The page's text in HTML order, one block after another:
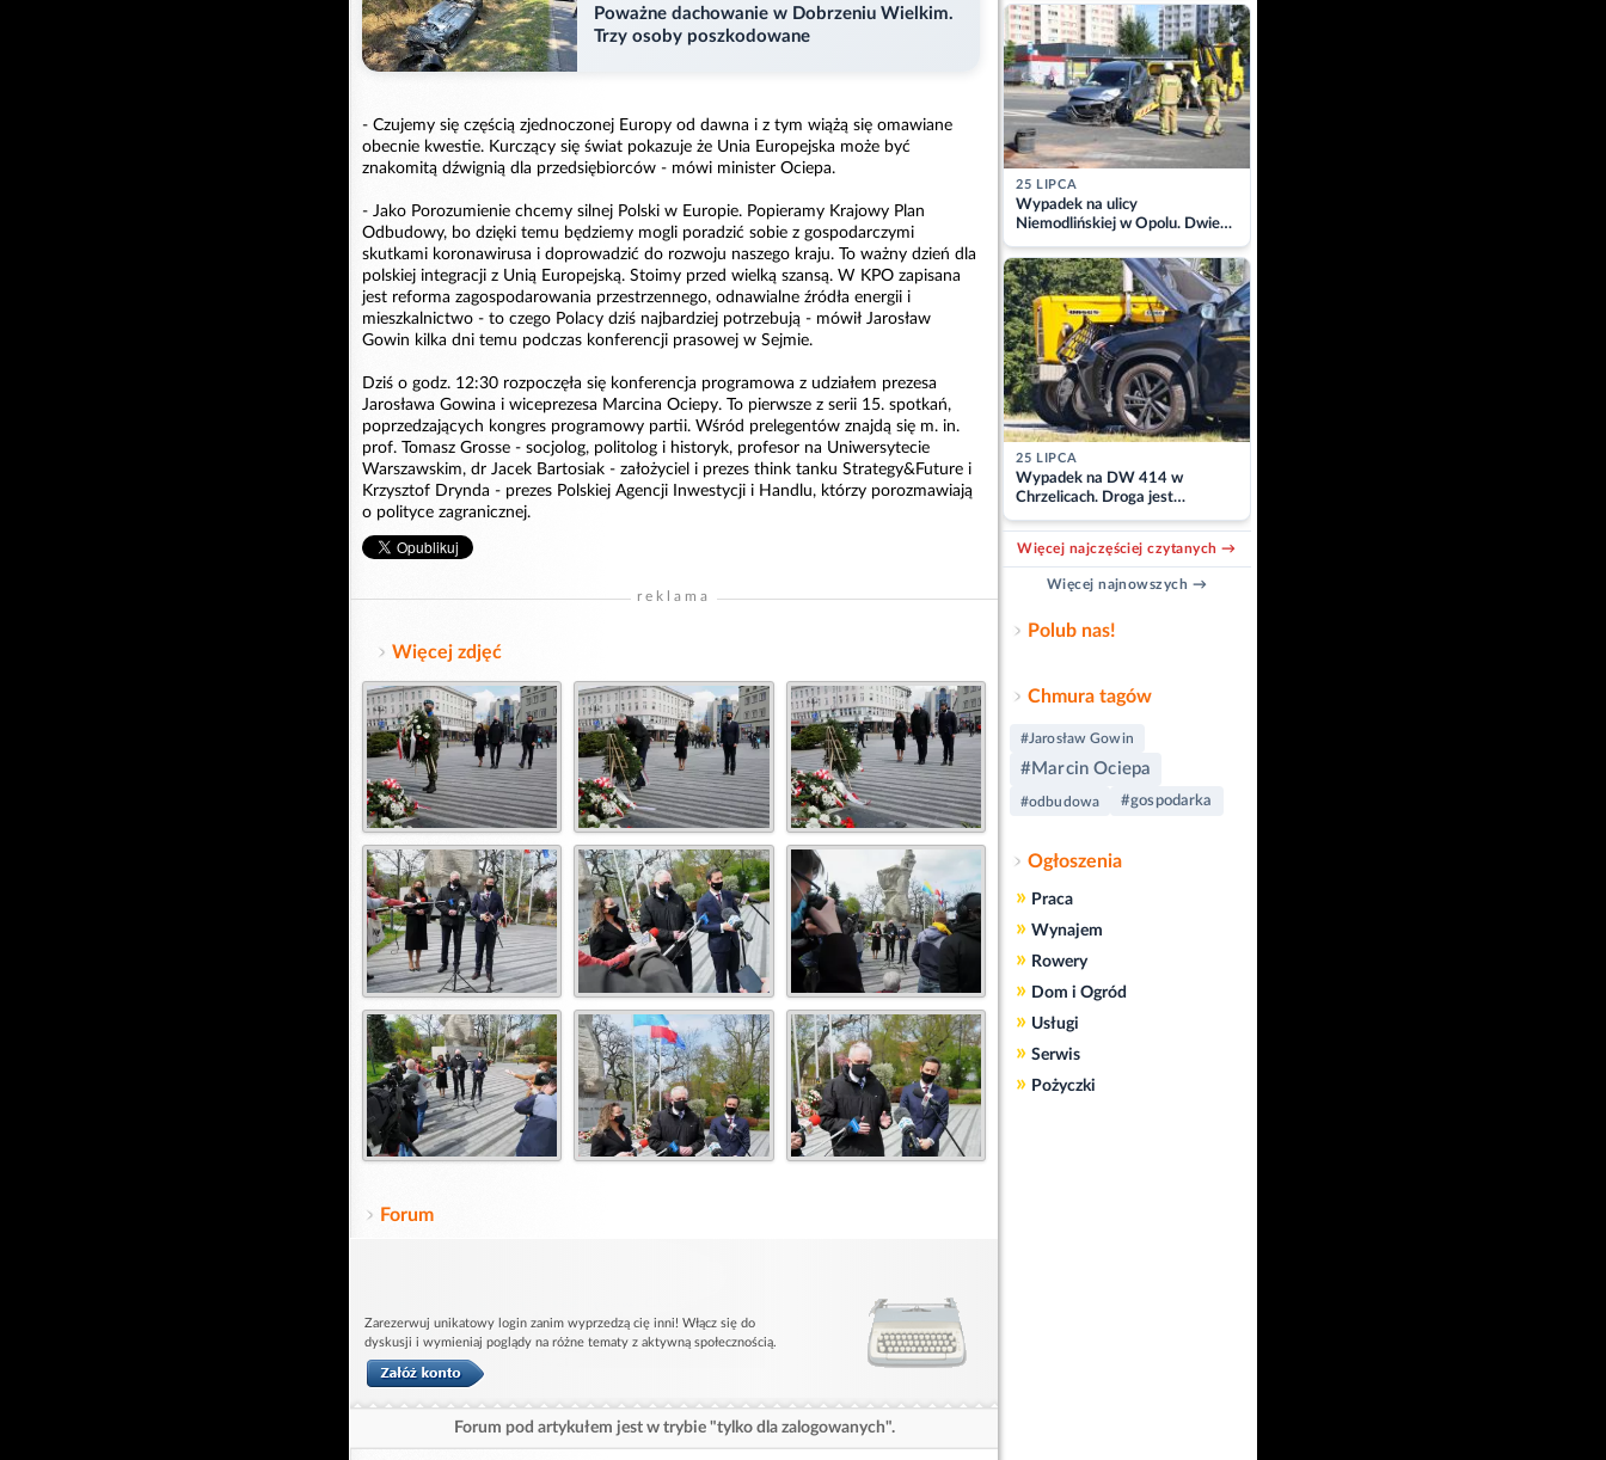
Poważne dachowanie w Dobrzeniu Wielkim.
Trzy osoby poszkodowane
- Czujemy się częścią zjednoczonej Europy od dawna i z tym wiążą się omawiane
obecnie kwestie. Kurczący się świat pokazuje że Unia Europejska może być
znakomitą dźwignią dla przedsiębiorców - mówi minister Ociepa.
- Jako Porozumienie chcemy silnej Polski w Europie. Popieramy Krajowy Plan
Odbudowy, bo dzięki temu będziemy mogli poradzić sobie z gospodarczymi
skutkami koronawirusa i doprowadzić do rozwoju naszego kraju. To ważny dzień dla
polskiej integracji z Unią Europejską. Stoimy przed wielką szansą. W KPO zapisana
jest reforma zagospodarowania przestrzennego, odnawialne źródła energii i
mieszkalnictwo - to czego Polacy dziś najbardziej potrzebują - mówił Jarosław
Gowin kilka dni temu podczas konferencji prasowej w Sejmie.
Dziś o godz. 12:30 rozpoczęła się konferencja programowa z udziałem prezesa
Jarosława Gowina i wiceprezesa Marcina Ociepy. To pierwsze z serii 15. spotkań,
poprzedzających kongres programowy partii. Wśród prelegentów znajdą się m. in.
prof. Tomasz Grosse - socjolog, politolog i historyk, profesor na Uniwersytecie
Warszawskim, dr Jacek Bartosiak - założyciel i prezes think tanku Strategy&Future i
Krzysztof Drynda - prezes Polskiej Agencji Inwestycji i Handlu, którzy porozmawiają
o polityce zagranicznej.
reklama
Więcej zdjęć
Forum
Zarezerwuj unikatowy login zanim wyprzedzą cię inni! Włącz się do
dyskusji i wymieniaj poglądy na różne tematy z aktywną społecznością.
Forum pod artykułem jest w trybie "tylko dla zalogowanych".
25 LIPCA
Wypadek na ulicy
Niemodlińskiej w Opolu. Dwie
osoby w szpitalu
25 LIPCA
Wypadek na DW 414 w
Chrzelicach. Droga jest
zablokowana
Więcej najczęściej czytanych →
Więcej najnowszych →
Polub nas!
Chmura tagów
#Jarosław Gowin
#Marcin Ociepa
#odbudowa #gospodarka
Ogłoszenia
» Praca
» Wynajem
» Rowery
» Dom i Ogród
» Usługi
» Serwis
» Pożyczki